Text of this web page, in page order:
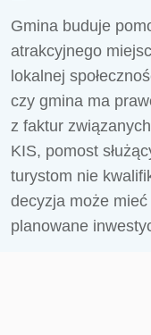
Gmina buduje
atrakcyjnego
lokalnej
czy gmina ma
z faktur
KIS, pomost
turystom nie
decyzja może mieć
planowane